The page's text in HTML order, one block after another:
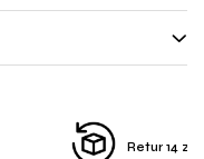
Retur 14